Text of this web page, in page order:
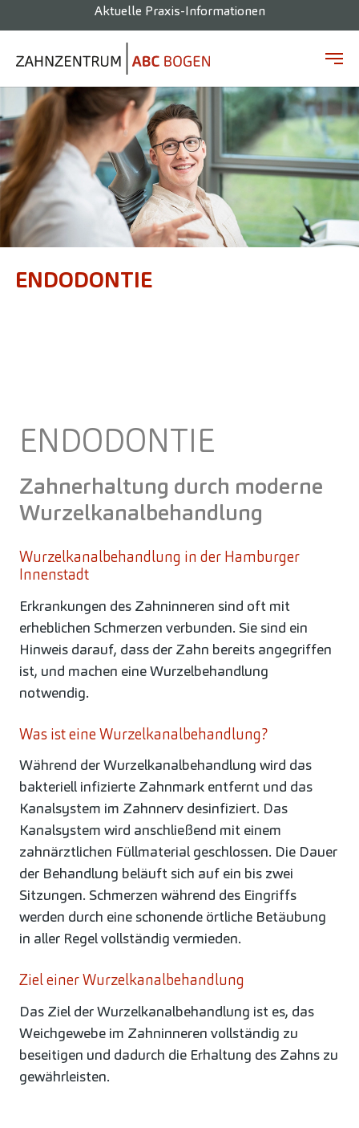
Zum Hauptinhalt springen
Aktuelle Praxis-Informationen
ENDODONTIE
ENDODONTIE
Zahnerhaltung durch moderne
Wurzelkanalbehandlung
Wurzelkanalbehandlung in der Hamburger
Innenstadt
Erkrankungen des Zahninneren sind oft mit
erheblichen Schmerzen verbunden. Sie sind ein
Hinweis darauf, dass der Zahn bereits angegriffen
ist, und machen eine Wurzelbehandlung
notwendig.
Was ist eine Wurzelkanalbehandlung?
Während der Wurzelkanalbehandlung wird das
bakteriell infizierte Zahnmark entfernt und das
Kanalsystem im Zahnnerv desinfiziert. Das
Kanalsystem wird anschließend mit einem
zahnärztlichen Füllmaterial geschlossen. Die Dauer
der Behandlung beläuft sich auf ein bis zwei
Sitzungen. Schmerzen während des Eingriffs
werden durch eine schonende örtliche Betäubung
in aller Regel vollständig vermieden.
Ziel einer Wurzelkanalbehandlung
Das Ziel der Wurzelkanalbehandlung ist es, das
Weichgewebe im Zahninneren vollständig zu
beseitigen und dadurch die Erhaltung des Zahns zu
gewährleisten.